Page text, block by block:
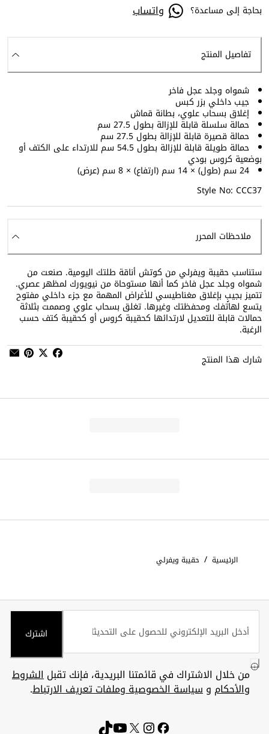
بحاجة إلى مساعدة؟ واتساب
تفاصيل المنتج
شمواه وجلد عجل فاخر
جيب داخلي بزر كبس
إغلاق بسحاب علوي، بطانة قماش
حمالة سلسلة قابلة للإزالة بطول 27.5 سم
حمالة قصيرة قابلة للإزالة بطول 27.5 سم
حمالة طويلة قابلة للإزالة بطول 54.5 سم للارتداء على الكتف أو
بوضعية كروس بودي
24 سم (طول) × 14 سم (ارتفاع) × 8 سم (عرض)
Style No: CCC37
ملاحظات المحرر
ستناسب حقيبة ويفرلي من كوتش أناقة طلتك اليومية. صنعت من
شمواه وجلد عجل فاخر كما أنها مستوحاة من نيويورك لمظهر عصري.
تتميز بجيبٍ بإغلاق مغناطيسي للأغراض المهمة مع جزء داخلي مفتوح
يتسع لهاتفك ومحفظتك وغيرها. تغلق بسحاب علوي وصممت بثلاثة
حمالات قابلة للتعديل لارتدائها كحقيبة كروس أو كحقيبة كتف حسب
الرغبة.
شارك هذا المنتج
الرئيسية / حقيبة ويفرلي
اشترك
من خلال الاشتراك في قائمتنا البريدية، فإنك تقبلالشروط
والأحكام وسياسة الخصوصية وملفات تعريف الارتباط.